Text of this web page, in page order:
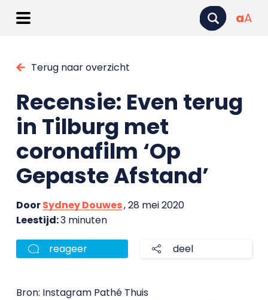
aA
Terug naar overzicht
Recensie: Even terug
in Tilburg met
coronafilm ‘Op
Gepaste Afstand’
DoorSydney Douwes, 28 mei 2020
Leestijd:3 minuten
reageer deel
Bron: Instagram Pathé Thuis